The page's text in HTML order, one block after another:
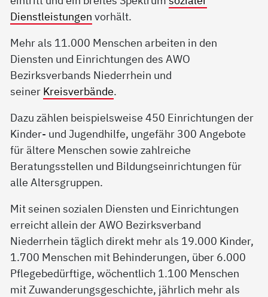
Dienstleistungen vorhält.
Mehr als 11.000 Menschen arbeiten in den
Diensten und Einrichtungen des AWO
Bezirksverbands Niederrhein und
seiner Kreisverbände.
Dazu zählen beispielsweise 450 Einrichtungen der
Kinder- und Jugendhilfe, ungefähr 300 Angebote
für ältere Menschen sowie zahlreiche
Beratungsstellen und Bildungseinrichtungen für
alle Altersgruppen.
Mit seinen sozialen Diensten und Einrichtungen
erreicht allein der AWO Bezirksverband
Niederrhein täglich direkt mehr als 19.000 Kinder,
1.700 Menschen mit Behinderungen, über 6.000
Pflegebedürftige, wöchentlich 1.100 Menschen
mit Zuwanderungsgeschichte, jährlich mehr als